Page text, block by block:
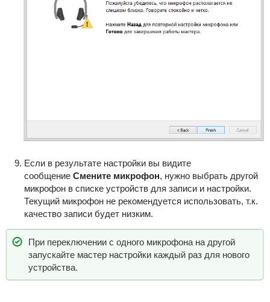
Если в результате настройки вы видите
сообщение Смените микрофон, нужно выбрать другой
микрофон в списке устройств для записи и настройки.
Текущий микрофон не рекомендуется использовать, т.к.
качество записи будет низким.
При переключении с одного микрофона на другой
запускайте мастер настройки каждый раз для нового
устройства.